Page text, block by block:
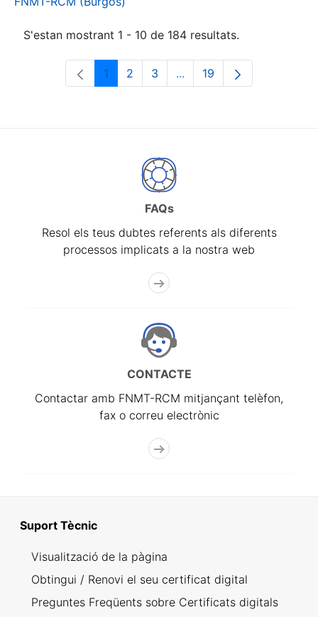
S'estan mostrant 1 - 10 de 184 resultats.
Pàgina
1 Pàgina
2 Pàgina
3 ...Pàgines intermèdies
Pàgina
19
FAQs
Resol els teus dubtes referents als diferents
processos implicats a la nostra web
CONTACTE
Contactar amb FNMT-RCM mitjançant telèfon,
fax o correu electrònic
Suport Tècnic
Visualització de la pàgina
Obtingui / Renovi el seu certificat digital
Preguntes Freqüents sobre Certificats digitals